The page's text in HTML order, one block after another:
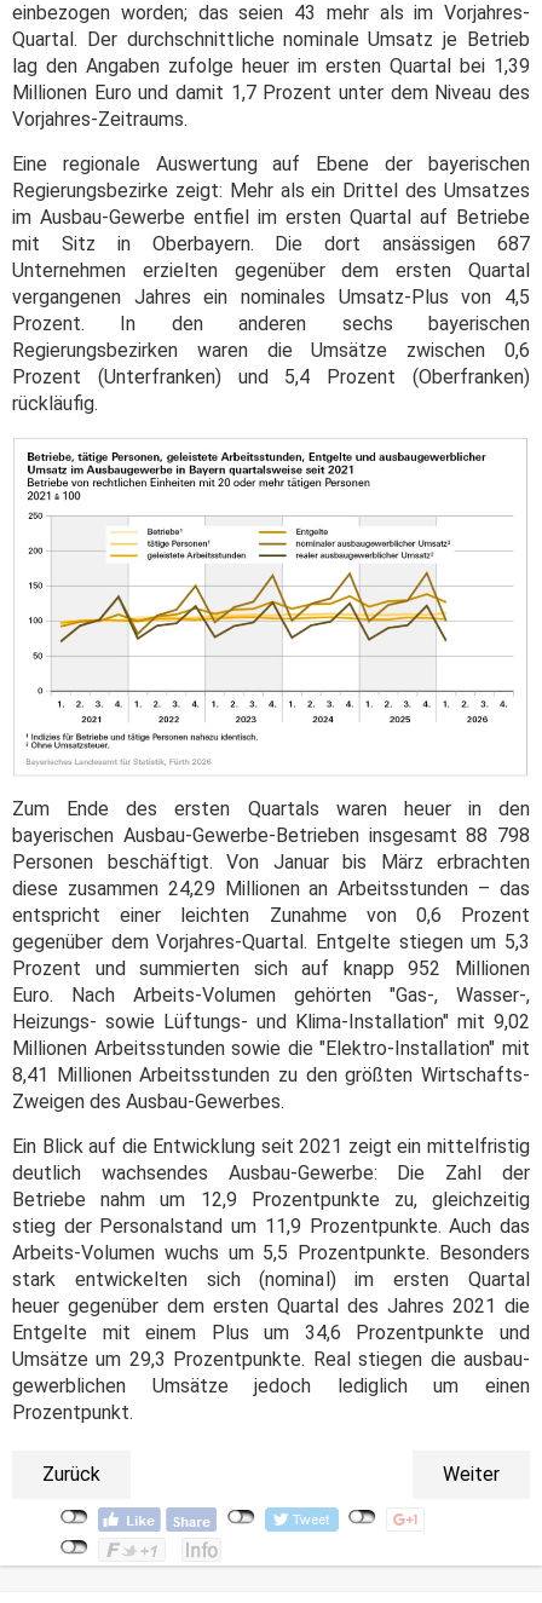
einbezogen worden; das seien 43 mehr als im Vorjahres-
Quartal. Der durchschnittliche nominale Umsatz je Betrieb
lag den Angaben zufolge heuer im ersten Quartal bei 1,39
Millionen Euro und damit 1,7 Prozent unter dem Niveau des
Vorjahres-Zeitraums.
Eine regionale Auswertung auf Ebene der bayerischen
Regierungsbezirke zeigt: Mehr als ein Drittel des Umsatzes
im Ausbau-Gewerbe entfiel im ersten Quartal auf Betriebe
mit Sitz in Oberbayern. Die dort ansässigen 687
Unternehmen erzielten gegenüber dem ersten Quartal
vergangenen Jahres ein nominales Umsatz-Plus von 4,5
Prozent. In den anderen sechs bayerischen
Regierungsbezirken waren die Umsätze zwischen 0,6
Prozent (Unterfranken) und 5,4 Prozent (Oberfranken)
rückläufig.
Zum Ende des ersten Quartals waren heuer in den
bayerischen Ausbau-Gewerbe-Betrieben insgesamt 88 798
Personen beschäftigt. Von Januar bis März erbrachten
diese zusammen 24,29 Millionen an Arbeitsstunden – das
entspricht einer leichten Zunahme von 0,6 Prozent
gegenüber dem Vorjahres-Quartal. Entgelte stiegen um 5,3
Prozent und summierten sich auf knapp 952 Millionen
Euro. Nach Arbeits-Volumen gehörten "Gas-, Wasser-,
Heizungs- sowie Lüftungs- und Klima-Installation" mit 9,02
Millionen Arbeitsstunden sowie die "Elektro-Installation" mit
8,41 Millionen Arbeitsstunden zu den größten Wirtschafts-
Zweigen des Ausbau-Gewerbes.
Ein Blick auf die Entwicklung seit 2021 zeigt ein mittelfristig
deutlich wachsendes Ausbau-Gewerbe: Die Zahl der
Betriebe nahm um 12,9 Prozentpunkte zu, gleichzeitig
stieg der Personalstand um 11,9 Prozentpunkte. Auch das
Arbeits-Volumen wuchs um 5,5 Prozentpunkte. Besonders
stark entwickelten sich (nominal) im ersten Quartal
heuer gegenüber dem ersten Quartal des Jahres 2021 die
Entgelte mit einem Plus um 34,6 Prozentpunkte und
Umsätze um 29,3 Prozentpunkte. Real stiegen die ausbau-
gewerblichen Umsätze jedoch lediglich um einen
Prozentpunkt.
Zurück Weiter